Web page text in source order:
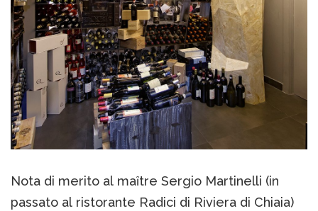
Nota di merito al maȋtre Sergio Martinelli (in
passato al ristorante Radici di Riviera di Chiaia)